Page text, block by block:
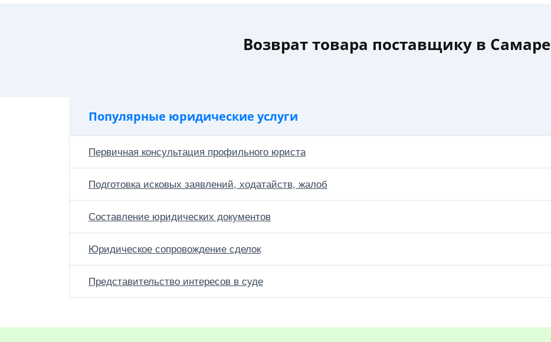
Возврат товара поставщику в Самаре
Популярные юридические услуги
Первичная консультация профильного юриста
Подготовка исковых заявлений, ходатайств, жалоб
Составление юридических документов
Юридическое сопровождение сделок
Представительство интересов в суде